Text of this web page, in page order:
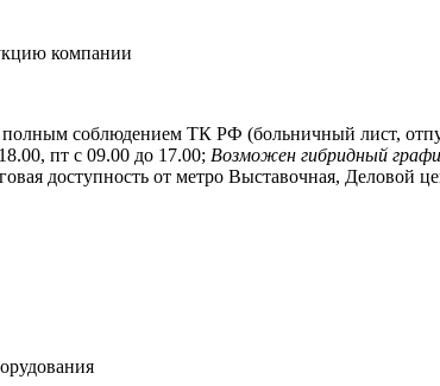
компании
полным соблюдением ТК РФ (больничный лист,
пт с 09.00 до 17.00; Возможен гибридный
доступность от метро Выставочная, Деловой